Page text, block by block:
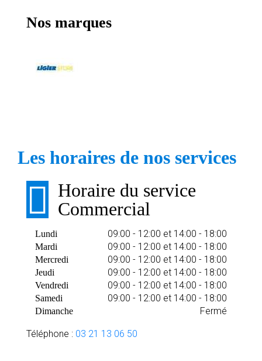
Nos marques
Les horaires de nos services
Horaire du service
Commercial
Lundi 09:00 - 12:00 et 14:00 - 18:00
Mardi 09:00 - 12:00 et 14:00 - 18:00
Mercredi 09:00 - 12:00 et 14:00 - 18:00
Jeudi 09:00 - 12:00 et 14:00 - 18:00
Vendredi 09:00 - 12:00 et 14:00 - 18:00
Samedi 09:00 - 12:00 et 14:00 - 18:00
Dimanche Fermé
Téléphone : 03 21 13 06 50